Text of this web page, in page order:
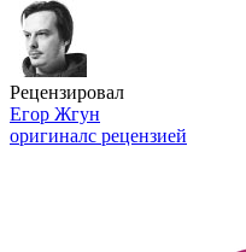
Рецензировал
Егор Жгун
оригиналс рецензией